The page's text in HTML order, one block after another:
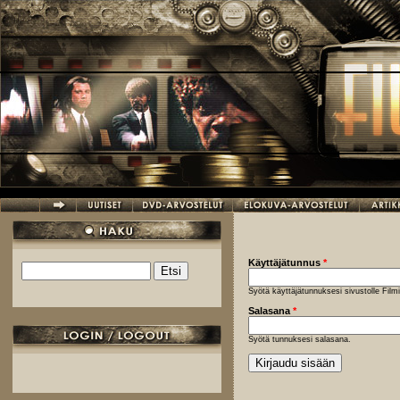
Hyppää pääsisältöön
Hakulomake
Käyttäjätunnus *
Syötä käyttäjätunnuksesi sivustolle
Salasana *
Syötä tunnuksesi salasana.